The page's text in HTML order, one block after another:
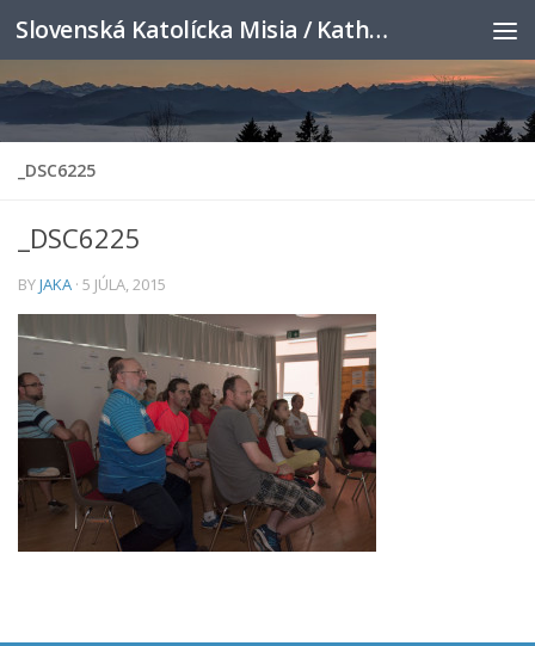
Skip to content Slovenská Katolícka Misia / Katholische Slowakenmission
_DSC6225
_DSC6225
BYJAKA · 5 JÚLA, 2015